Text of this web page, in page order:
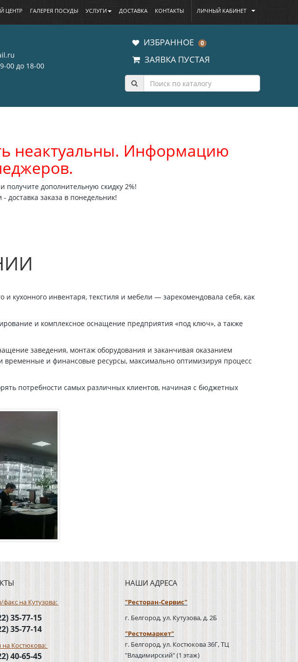
ЦЕНТР ГАЛЕРЕЯ ПОСУДЫ УСЛУГИ ДОСТАВКА КОНТАКТЫ ЛИЧНЫЙ КАБИНЕТ
00 до 18-00
ИЗБРАННОЕ 0
ЗАЯВКА ПУСТАЯ
неактуальны. Информацию
дополнительную скидку 2%!
доставка заказа в понедельник!
кухонного инвентаря, текстиля и мебели — зарекомендовала себя, как
и комплексное оснащение предприятия «под ключ», а также
заведения, монтаж оборудования и заканчивая оказанием
временные и финансовые ресурсы, максимально оптимизируя процесс
потребности самых различных клиентов, начиная с бюджетных
на Кутузова:
35-77-15
35-77-14
на Костюкова:
40-65-45
НАШИ АДРЕСА
"Ресторан-Сервис"
г. Белгород, ул. Кутузова, д. 2Б
"Рестомаркет"
г. Белгород, ул. Костюкова 36Г, ТЦ
"Владимирский" (1 этаж)